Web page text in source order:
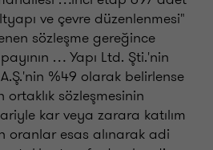
ve çevre düzenlenmesi"
sözleşme gereğince
… Yapı Ltd. Şti.'nin
%49 olarak belirlense
ortaklık sözleşmesinin
kar veya zarara katılım
oranlar esas alınarak adi